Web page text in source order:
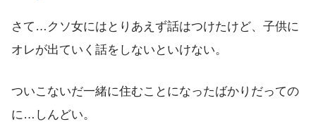
さて…クソ女にはとりあえず話はつけたけど、子供に
オレが出ていく話をしないといけない。
ついこないだ一緒に住むことになったばかりだっての
に…しんどい。